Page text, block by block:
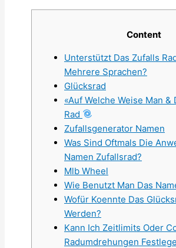
Content
Unterstützt Das Zufalls
Mehrere Sprachen?
Glücksrad
«Auf Welche Weise Man &
Rad
Zufallsgenerator Namen
Was Sind Oftmals Die
Namen Zufallsrad?
Mlb Wheel
Wie Benutzt Man Das
Wofür Koennte Das
Werden?
Kann Ich Zeitlimits Oder
Radumdrehungen